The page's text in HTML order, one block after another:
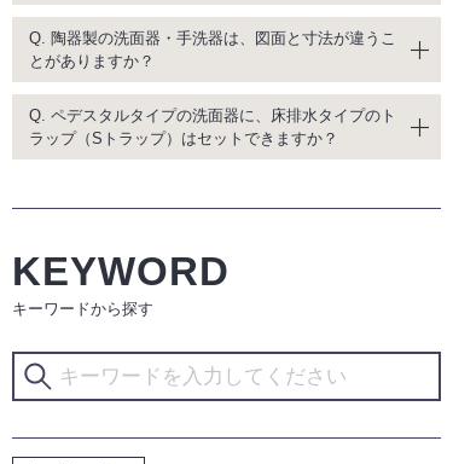
Q. 陶器製の洗面器・手洗器は、図面と寸法が違うこ
とがありますか？
Q. ペデスタルタイプの洗面器に、床排水タイプのト
ラップ（Sトラップ）はセットできますか？
KEYWORD
キーワードから探す